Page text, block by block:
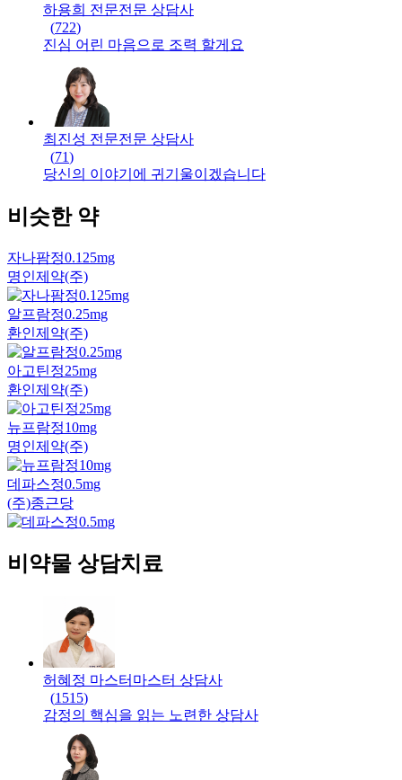
하용희 전문전문 상담사
(722)
진심 어린 마음으로 조력 할게요
최진성 전문전문 상담사
(71)
당신의 이야기에 귀기울이겠습니다
비슷한 약
자나팜정0.125mg
명인제약(주)
알프람정0.25mg
환인제약(주)
아고틴정25mg
환인제약(주)
뉴프람정10mg
명인제약(주)
데파스정0.5mg
(주)종근당
비약물 상담치료
허혜정 마스터 마스터 상담사
(1515)
감정의 핵심을 읽는 노련한 상담사